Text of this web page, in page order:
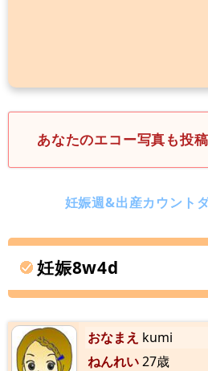
あなたのエコー写真も投
妊娠週&出産カウント
妊娠8w4d
おなまえ kumi
ねんれい27歳